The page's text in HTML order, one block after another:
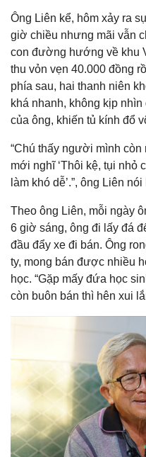
Ông Liên kể, hôm xảy ra
giờ chiều nhưng mãi vẫn
con đường hướng về khu
thu vỏn vẹn 40.000 đồng
phía sau, hai thanh niên
khá nhanh, không kịp
của ông, khiến tủ kính đổ
“Chú thấy người mình
mới nghĩ ‘Thôi kệ, tụi nhỏ
làm khó dễ’.”, ông Liên
Theo ông Liên, mỗi ngày
6 giờ sáng, ông đi lấy đá
đầu đẩy xe đi bán. Ông
ty, mong bán được nhiều
học. “Gặp mấy đứa học
còn buôn bán thì hên xui